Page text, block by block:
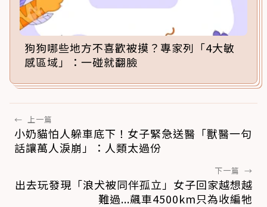
狗狗哪些地方不喜歡被摸？專家列「4大敏
感區域」：一碰就翻臉
← 上一篇
小奶貓怕人躲車底下！女子緊急送醫「獸醫一句
話讓萬人淚崩」：人類太過份
下一篇 →
出去玩發現「浪犬被同伴孤立」女子回家越想越
難過...飆車4500km只為收編牠